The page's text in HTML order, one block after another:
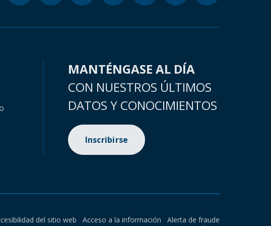
MANTÉNGASE AL DÍA
CON NUESTROS ÚLTIMOS
DATOS Y CONOCIMIENTOS
Inscribirse
del sitio web Acceso a la información
Alerta de fraude